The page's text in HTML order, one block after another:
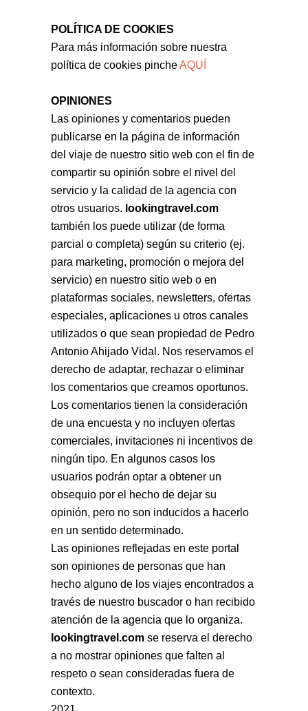
POLÍTICA DE COOKIES
Para más información sobre nuestra
política de cookies pincheAQUÍ
OPINIONES
Las opiniones y comentarios pueden
publicarse en la página de información
del viaje de nuestro sitio web con el fin de
compartir su opinión sobre el nivel del
servicio y la calidad de la agencia con
otros usuarios. lookingtravel.com
también los puede utilizar (de forma
parcial o completa) según su criterio (ej.
para marketing, promoción o mejora del
servicio) en nuestro sitio web o en
plataformas sociales, newsletters, ofertas
especiales, aplicaciones u otros canales
utilizados o que sean propiedad de Pedro
Antonio Ahijado Vidal. Nos reservamos el
derecho de adaptar, rechazar o eliminar
los comentarios que creamos oportunos.
Los comentarios tienen la consideración
de una encuesta y no incluyen ofertas
comerciales, invitaciones ni incentivos de
ningún tipo. En algunos casos los
usuarios podrán optar a obtener un
obsequio por el hecho de dejar su
opinión, pero no son inducidos a hacerlo
en un sentido determinado.
Las opiniones reflejadas en este portal
son opiniones de personas que han
hecho alguno de los viajes encontrados a
través de nuestro buscador o han recibido
atención de la agencia que lo organiza.
lookingtravel.com se reserva el derecho
a no mostrar opiniones que falten al
respeto o sean consideradas fuera de
contexto.